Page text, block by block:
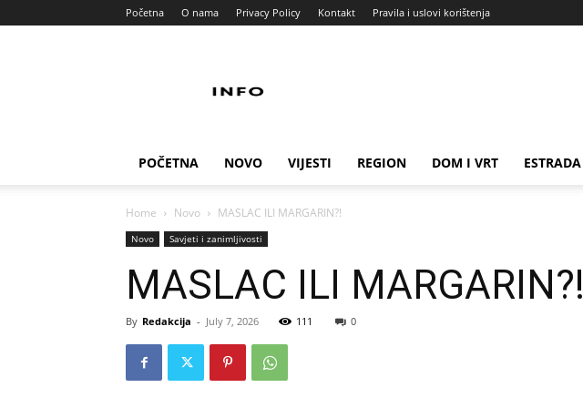
Početna O nama Privacy Policy Kontakt Pravila i uslovi korištenja
POČETNA NOVO VIJESTI REGION DOM I VRT ESTRADA
Home Novo MASLAC ILI MARGARIN?!
Novo Savjeti i zanimljivosti
MASLAC ILI MARGARIN?!
By Redakcija - July 7, 2026 111 0